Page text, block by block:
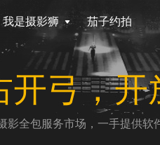
我是摄影狮 茄子约拍
开弓，开
影全包服务市场，一手提供软